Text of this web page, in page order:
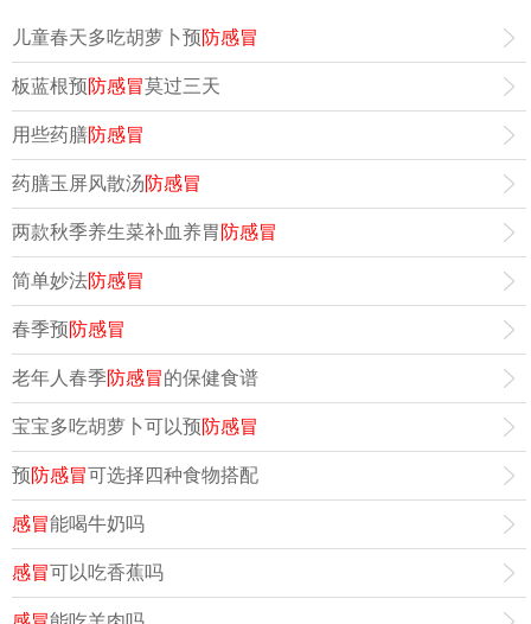
儿童春天多吃胡萝卜预防感冒
板蓝根预防感冒莫过三天
用些药膳防感冒
药膳玉屏风散汤防感冒
两款秋季养生菜补血养胃 防感冒
简单妙法防感冒
春季预防感冒
老年人春季防感冒的保健食谱
宝宝多吃胡萝卜可以预防感冒
预防感冒可选择四种食物搭配
感冒能喝牛奶吗
感冒可以吃香蕉吗